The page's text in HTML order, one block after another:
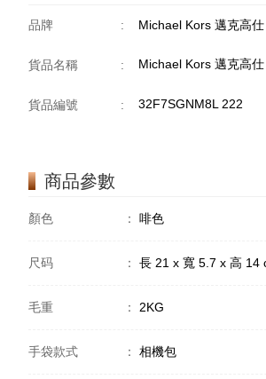
品牌 : Michael Kors 邁克高仕
貨品名稱 : Michael Kors 邁克高
貨品編號 : 32F7SGNM8L 222
商品參數
顏色 ： 啡色
尺码 ： 長 21 x 寬 5.7 x 高 14
毛重 ： 2KG
手袋款式 ： 相機包